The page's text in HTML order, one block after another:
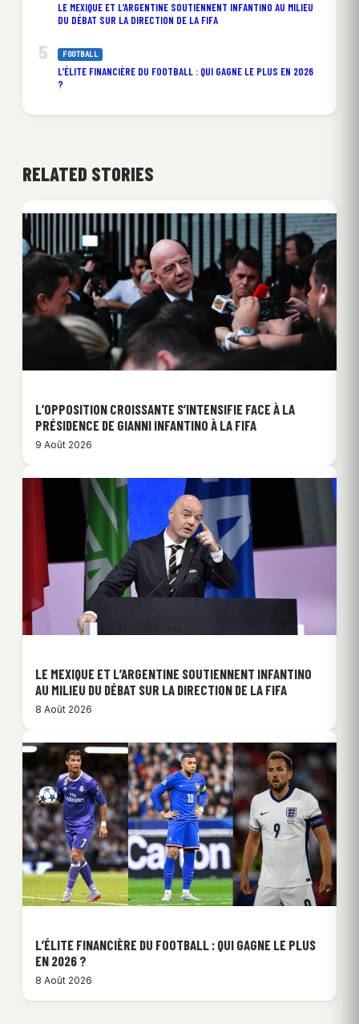
LE MEXIQUE ET L’ARGENTINE SOUTIENNENT INFANTINO AU MILIEU
DU DÉBAT SUR LA DIRECTION DE LA FIFA
FOOTBALL
L’ÉLITE FINANCIÈRE DU FOOTBALL : QUI GAGNE LE PLUS EN 2026
?
RELATED STORIES
L’OPPOSITION CROISSANTE S’INTENSIFIE FACE À LA
PRÉSIDENCE DE GIANNI INFANTINO À LA FIFA
9 Août 2026
LE MEXIQUE ET L’ARGENTINE SOUTIENNENT INFANTINO
AU MILIEU DU DÉBAT SUR LA DIRECTION DE LA FIFA
8 Août 2026
L’ÉLITE FINANCIÈRE DU FOOTBALL : QUI GAGNE LE PLUS
EN 2026 ?
8 Août 2026